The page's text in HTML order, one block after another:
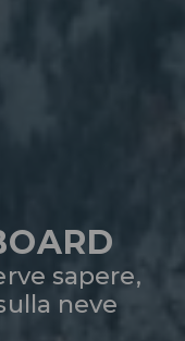
sapere,
neve